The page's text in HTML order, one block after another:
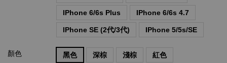
IPhone 6/6s Plus IPhone 6/6s 4.7
IPhone SE (2代/3代) IPhone 5/5s/SE
顏色 黑色 深棕 淺棕 紅色